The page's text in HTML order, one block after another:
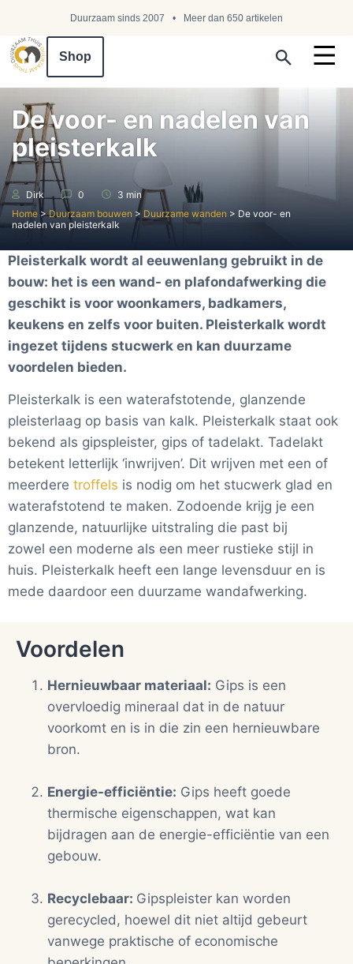
Duurzaam sinds 2007 Meer dan 650 artikelen
Shop
De voor- en nadelen van
pleisterkalk
Dirk 0
3 min
Home>Duurzaam bouwen > Duurzame wanden > De voor- en
nadelen van pleisterkalk
Pleisterkalk wordt al eeuwenlang gebruikt in de
bouw: het is een wand- en plafondafwerking die
geschikt is voor woonkamers, badkamers,
keukens en zelfs voor buiten. Pleisterkalk wordt
ingezet tijdens stucwerk en kan duurzame
voordelen bieden.
Pleisterkalk is een waterafstotende, glanzende
pleisterlaag op basis van kalk. Pleisterkalk staat ook
bekend als gipspleister, gips of tadelakt. Tadelakt
betekent letterlijk ‘inwrijven’. Dit wrijven met een of
meerdere troffels is nodig om het stucwerk glad en
waterafstotend te maken. Zodoende krijg je een
glanzende, natuurlijke uitstraling die past bij
zowel een moderne als een meer rustieke stijl in
huis. Pleisterkalk heeft een lange levensduur en is
mede daardoor een duurzame wandafwerking.
Voordelen
Hernieuwbaar materiaal: Gips is een
overvloedig mineraal dat in de natuur
voorkomt en is in die zin een hernieuwbare
bron.
Energie-efficiëntie: Gips heeft goede
thermische eigenschappen, wat kan
bijdragen aan de energie-efficiëntie van een
gebouw.
Recyclebaar: Gipspleister kan worden
gerecycled, hoewel dit niet altijd gebeurt
vanwege praktische of economische